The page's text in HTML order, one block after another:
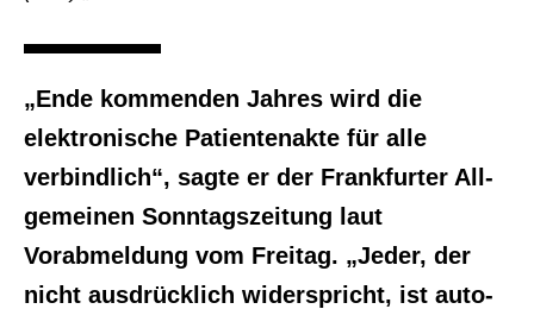
„Ende kommenden Jahres wird die
elektronische Patientenakte für alle
verbindlich“, sagte er der Frankfurter All­
gemeinen Sonntagszeitung laut
Vorabmeldung vom Freitag. „Jeder, der
nicht ausdrücklich widerspricht, ist auto­